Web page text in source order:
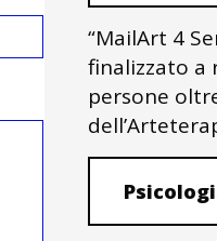
“MailArt 4
finalizzato a
persone